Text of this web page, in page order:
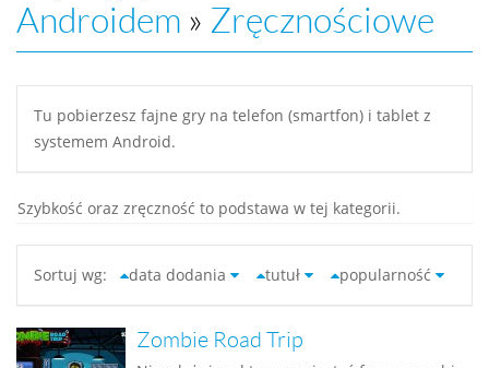
Androidem » Zręcznościowe
Tu pobierzesz fajne gry na telefon (smartfon) i tablet z
systemem Android.
Szybkość oraz zręczność to podstawa w tej kategorii.
Sortuj wg: data dodania tutuł popularność
Zombie Road Trip